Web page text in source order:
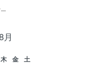
月
木 金
土